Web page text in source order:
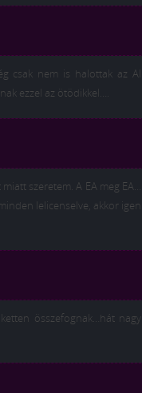
csak nem is halottak az AI
ezzel az ötödikkel….
szeretem. A EA meg EA…
lelicenselve, akkor igen
összefognak…hát nagy